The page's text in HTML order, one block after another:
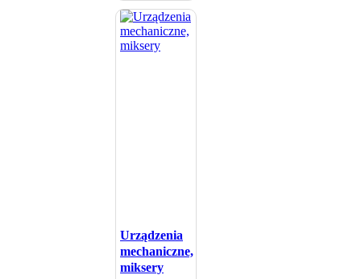
Urządzenia
mechaniczne,
miksery